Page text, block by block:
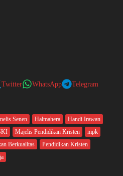
Twitter WhatsApp
Telegram
Senen Halmahera
Handi Irawan
Majelis Pendidikan Kristen
mpk
Berkualitas
Pendidikan Kristen